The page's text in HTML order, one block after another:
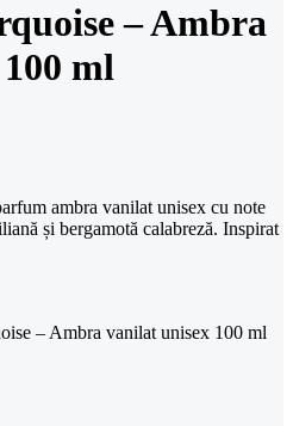
– Ambra
ml
ambra vanilat unisex cu note
și bergamotă calabreză. Inspirat
– Ambra vanilat unisex 100 ml